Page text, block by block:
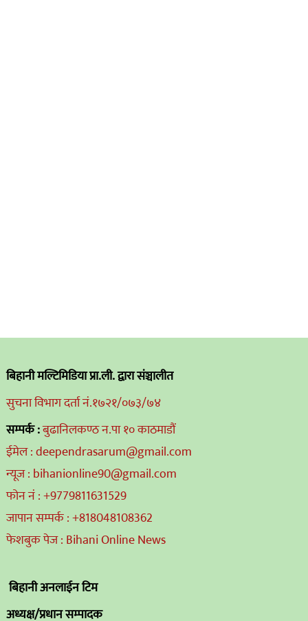
बिहानी मल्टिमिडिया प्रा.ली. द्वारा संञ्चालीत
सुचना विभाग दर्ता नं.१७२१/०७३/७४
सम्पर्क :बुढानिलकण्ठ न.पा १० काठमाडौं
ईमेल : deependrasarum@gmail.com
न्यूज : bihanionline90@gmail.com
फोन नं : +9779811631529
जापान सम्पर्क : +818048108362
फेशबुक पेज : Bihani Online News
बिहानी अनलाईन टिम
अध्यक्ष/प्रधान सम्पादक